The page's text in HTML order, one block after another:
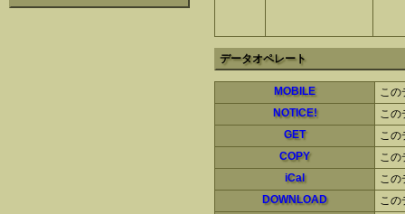
データオペレート
MOBILE
この
NOTICE!
この
GET
この
COPY
この
iCal
この
DOWNLOAD
この